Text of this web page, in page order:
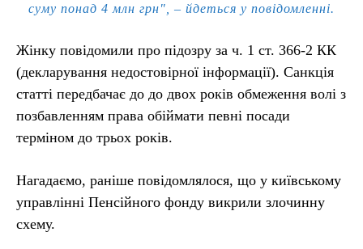
суму понад 4 млн грн", – йдеться у повідомленні.
Жінку повідомили про підозру за ч. 1 ст. 366-2 КК
(декларування недостовірної інформації). Санкція
статті передбачає до до двох років обмеження волі з
позбавленням права обіймати певні посади
терміном до трьох років.
Нагадаємо, раніше повідомлялося, що у київському
управлінні Пенсійного фонду викрили злочинну
схему.